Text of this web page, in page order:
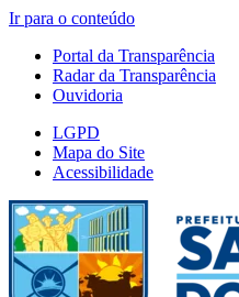
Ir para o conteúdo
Portal da Transparência
Radar da Transparência
Ouvidoria
LGPD
Mapa do Site
Acessibilidade